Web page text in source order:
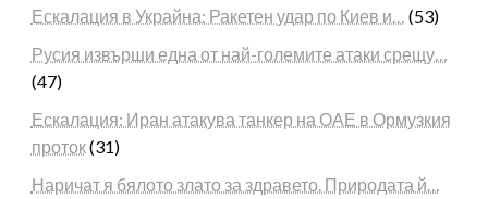
Ескалация в Украйна: Ракетен удар по Киев и… (53)
Русия извърши една от най-големите атаки срещу…
(47)
Ескалация: Иран атакува танкер на ОАЕ в Ормузкия
проток(31)
Наричат я бялото злато за здравето. Природата й…